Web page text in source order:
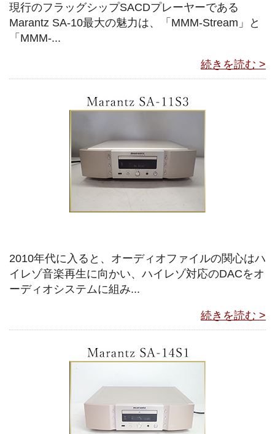
現行のフラッグシップSACDプレーヤーである
Marantz SA-10最大の魅力は、「MMM-Stream」と
「MMM-...
続きを読む >
2010年代に入ると、オーディオファイルの関心はハ
イレゾ音楽再生に向かい、ハイレゾ対応のDACをオ
ーディオシステムに組み...
続きを読む >